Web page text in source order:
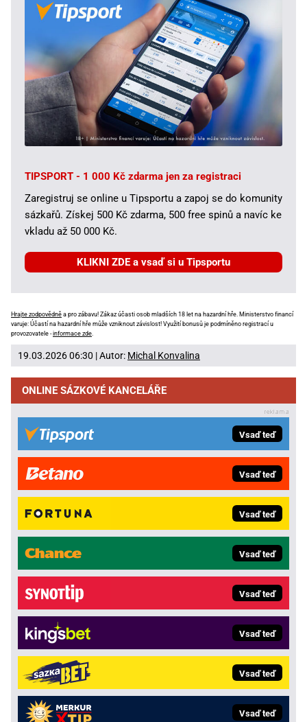
TIPSPORT - 1 000 Kč zdarma jen za registraci
Zaregistruj se online u Tipsportu a zapoj se do komunity
sázkařů. Získej 500 Kč zdarma, 500 free spinů a navíc ke
vkladu až 50 000 Kč.
KLIKNI ZDE a vsaď si u Tipsportu
Hrajte zodpovědně a pro zábavu! Zákaz účasti osob mladších 18 let na hazardní hře. Ministerstvo financí
varuje: Účastí na hazardní hře může vzniknout závislost! Využití bonusů je podmíněno registrací u
provozovatele -informace zde.
19.03.2026 06:30 | Autor: Michal Konvalina
ONLINE SÁZKOVÉ KANCELÁŘE
Vsaď teď
Vsaď teď
Vsaď teď
Vsaď teď
Vsaď teď
Vsaď teď
Vsaď teď
Vsaď teď